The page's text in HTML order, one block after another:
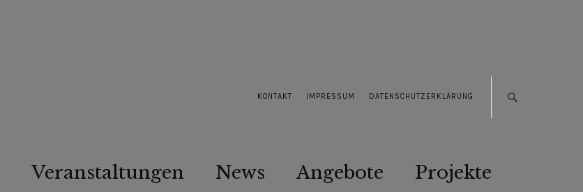
KONTAKT IMPRESSUM DATENSCHUTZERKLÄRUNG
Veranstaltungen News Angebote Projekte